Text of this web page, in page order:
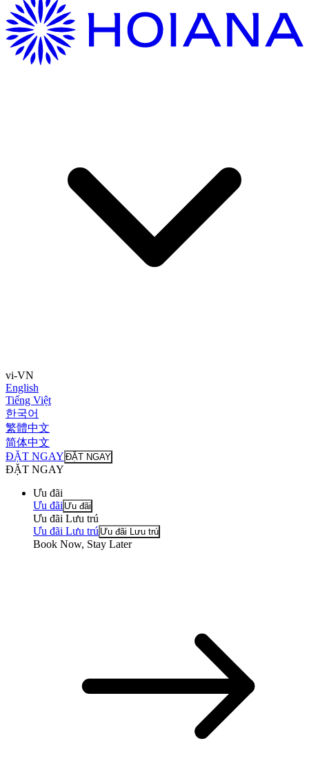
vi-VN
English
Tiếng Việt
한국어
繁體中文
简体中文
ĐẶT NGAY ĐẶT NGAY
ĐẶT NGAY
Ưu đãi
Ưu đãi Ưu đãi
Ưu đãi Lưu trú
Ưu đãi Lưu trú Ưu đãi Lưu trú
Book Now, Stay Later
Hướng Dẫn Di Chuyển